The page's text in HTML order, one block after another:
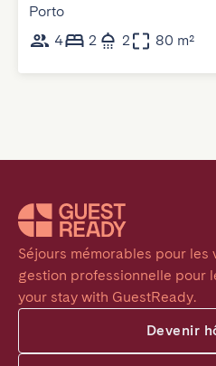
Porto
4
2 2 80 m²
Séjours mémorables pour
gestion professionnelle pour
your stay with GuestReady.
Devenir